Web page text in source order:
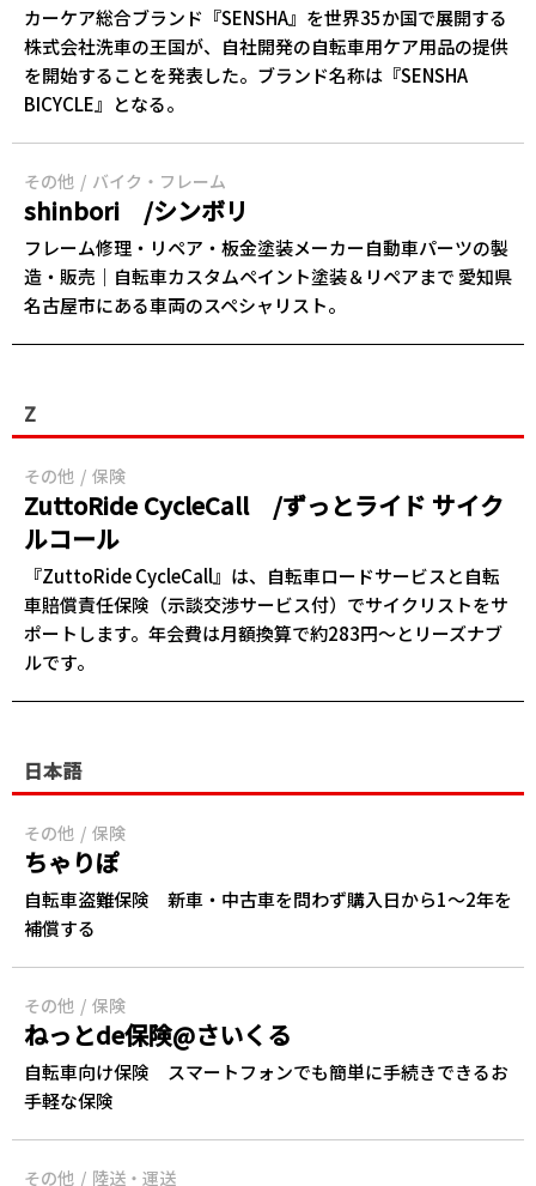
カーケア総合ブランド『SENSHA』を世界35か国で展開する
株式会社洗車の王国が、自社開発の自転車用ケア用品の提供
を開始することを発表した。ブランド名称は『SENSHA
BICYCLE』となる。
その他 バイク・フレーム
shinbori /シンボリ
フレーム修理・リペア・板金塗装メーカー自動車パーツの製
造・販売｜自転車カスタムペイント塗装＆リペアまで 愛知県
名古屋市にある車両のスペシャリスト。
Z
その他 保険
ZuttoRide CycleCall /ずっとライド サイク
ルコール
『ZuttoRide CycleCall』は、自転車ロードサービスと自転
車賠償責任保険（示談交渉サービス付）でサイクリストをサ
ポートします。年会費は月額換算で約283円～とリーズナブ
ルです。
日本語
その他 保険
ちゃりぽ
自転車盗難保険 新車・中古車を問わず購入日から1～2年を
補償する
その他 保険
ねっとde保険@さいくる
自転車向け保険 スマートフォンでも簡単に手続きできるお
手軽な保険
その他 陸送・運送